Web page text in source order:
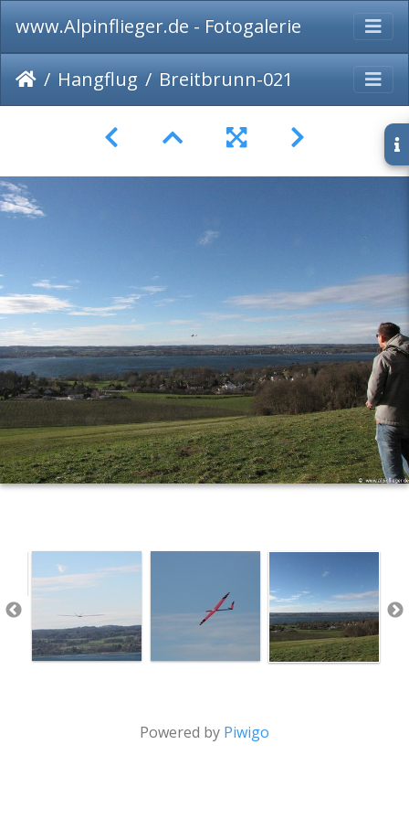
www.Alpinflieger.de - Fotogalerie
Hangflug Breitbrunn-021
Powered by Piwigo